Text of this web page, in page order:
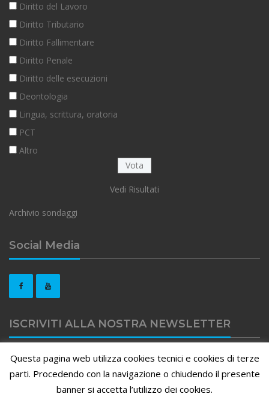
Diritto del Lavoro
Diritto Tributario
Diritto Fallimentare
Diritto Penale
Diritto delle esecuzioni
Deontologia
Lingua, scrittura, oratoria
PCT
Altro
Vedi Risultati
Archivio sondaggi
Social Media
ISCRIVITI ALLA NOSTRA NEWSLETTER
Clicca qui per iscriviti alla nostra newsletter
Questa pagina web utilizza cookies tecnici e cookies di terze
parti. Procedendo con la navigazione o chiudendo il presente
banner si accetta l’utilizzo dei cookies.